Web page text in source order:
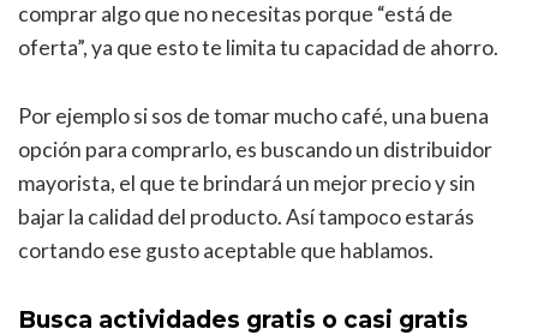
comprar algo que no necesitas porque “está de
oferta”, ya que esto te limita tu capacidad de ahorro.
Por ejemplo si sos de tomar mucho café, una buena
opción para comprarlo, es buscando un distribuidor
mayorista, el que te brindará un mejor precio y sin
bajar la calidad del producto. Así tampoco estarás
cortando ese gusto aceptable que hablamos.
Busca actividades gratis o casi gratis